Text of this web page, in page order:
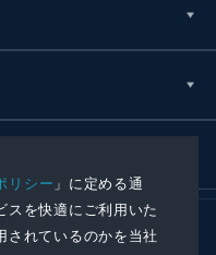
リシー 」に定める通
スを快適にご利用いた
されているのかを当社